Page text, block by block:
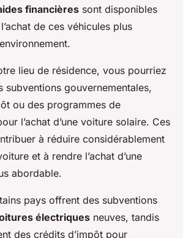
financières sont disponibles
de ces véhicules plus
lieu de résidence, vous pourriez
subventions gouvernementales,
ou des programmes de
l’achat d’une voiture solaire. Ces
à réduire considérablement
et à rendre l’achat d’une
abordable.
pays offrent des subventions
électriques neuves, tandis
des crédits d’impôt pour